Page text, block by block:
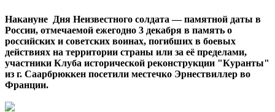
Накануне Дня Неизвестного солдата — памятной даты в
России, отмечаемой ежегодно 3 декабря в память о
российских и советских воинах, погибших в боевых
действиях на территории страны или за её пределами,
участники Клуба исторической реконструкции "Куранты"
из г. Саарбрюккен посетили местечко Эрнествиллер во
Франции.